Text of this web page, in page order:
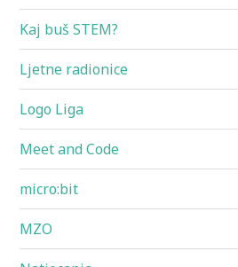
Kaj buš STEM?
Ljetne radionice
Logo Liga
Meet and Code
micro:bit
MZO